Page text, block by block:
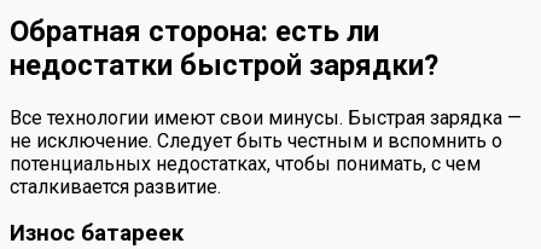
Обратная сторона: есть ли
недостатки быстрой зарядки?
Все технологии имеют свои минусы. Быстрая зарядка —
не исключение. Следует быть честным и вспомнить о
потенциальных недостатках, чтобы понимать, с чем
сталкивается развитие.
Износ батареек